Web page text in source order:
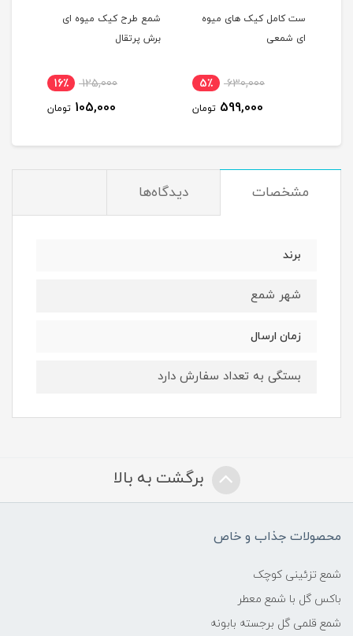
ست کامل کیک های میوه
ای شمعی
630,000 5٪
599,000 تومان
شمع طرح کیک میوه ای
برش پرتقال
125,000 16٪
105,000 تومان
مشخصات دیدگاه‌ها
برند
شهر شمع
زمان ارسال
بستگی به تعداد سفارش دارد
برگشت به بالا
محصولات جذاب و خاص
شمع تزئینی کوچک
باکس گل با شمع معطر
شمع قلمی گل برجسته بابونه